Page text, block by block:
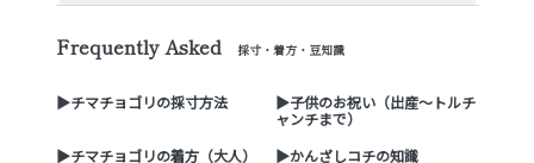
Frequently Asked 採寸・着方・豆知識
▶チマチョゴリの採寸方法
▶子供のお祝い（出産～トルチ
ャンチまで）
▶チマチョゴリの着方（大人）
▶かんざしコチの知識